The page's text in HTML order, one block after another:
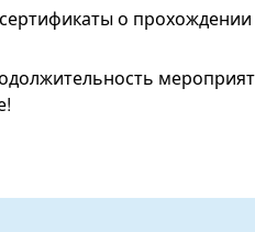
о прохождении